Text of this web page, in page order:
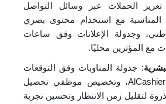
الحملات عبر وسائل التواصل
المناسبة مع استخدام محتوى بصري
وجدولة الإعلانات وفق ساعات
مع المؤثرين محليًا.
: جدولة المناوبات وفق التوقعات
المستندة إلى تقارير AlCashier، وتخصيص موظفي تحصيل
لتقليل زمن الانتظار وتحسين تجربة